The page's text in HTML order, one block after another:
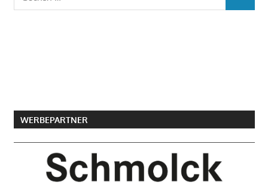
nach:
WERBEPARTNER